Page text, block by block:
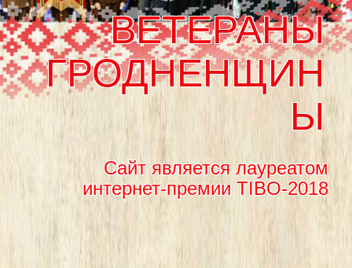
ВЕТЕРАНЫ
ГРОДНЕНЩИН
Ы
Сайт является лауреатом
интернет-премии TIBO-2018